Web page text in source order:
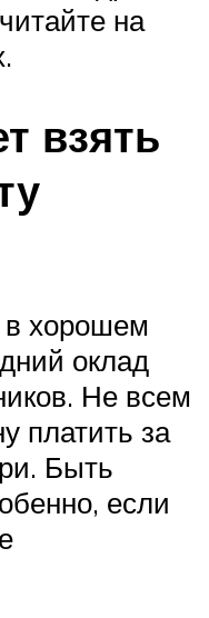
на
взять
в хорошем
оклад
Не всем
платить за
Быть
если